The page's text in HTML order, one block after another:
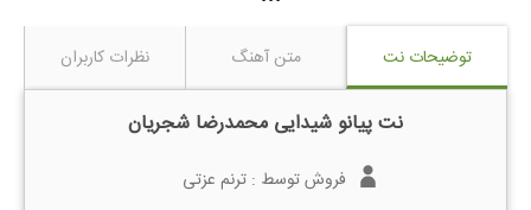
توضیحات نت متن آهنگ نظرات کاربران
نت پیانو شیدایی محمدرضا شجریان
فروش توسط : ترنم عزتی